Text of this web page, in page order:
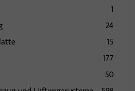
1
24
15
177
50